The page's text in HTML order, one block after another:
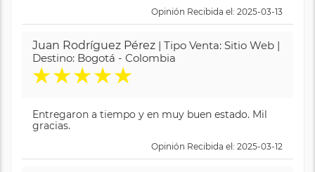
Opinión Recibida el: 2025-03-13
Juan Rodríguez Pérez | Tipo Venta: Sitio Web |
Destino: Bogotá - Colombia
★★★★★
Entregaron a tiempo y en muy buen estado. Mil
gracias.
Opinión Recibida el: 2025-03-12